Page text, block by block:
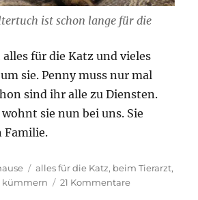
ist schon lange für die
für die Katz und vieles
sie. Penny muss nur mal
sind ihr alle zu Diensten.
sie nun bei uns. Sie
Familie.
Schlagwörter
alles für die Katz, beim Tierarzt,
kümmern 21 Kommentarezu